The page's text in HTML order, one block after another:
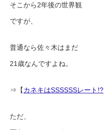
そこから2年後の世界観
ですが、
普通なら佐々木はまだ
21歳なんですよね。
⇒【カネキはSSSSSSレート!?
ただ、